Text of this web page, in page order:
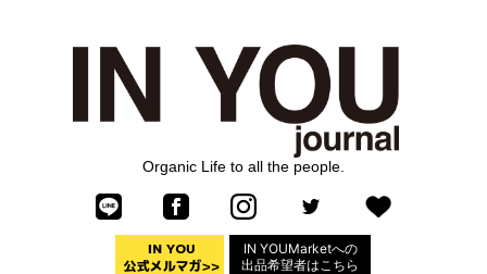
Organic Life to all the people.
IN YOUMarketへの
出品希望者はこちら